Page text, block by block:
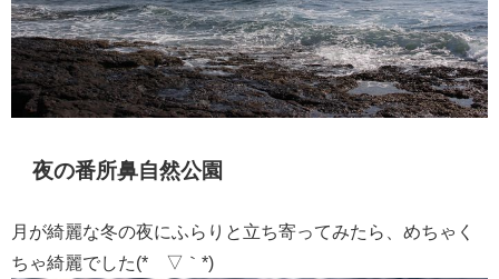
夜の番所鼻自然公園
月が綺麗な冬の夜にふらりと立ち寄ってみたら、めちゃく
ちゃ綺麗でした(*´▽｀*)